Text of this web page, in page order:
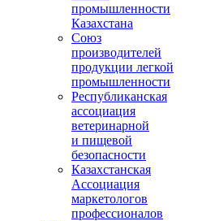
промышленности
Казахстана
Союз
производителей
продукции легкой
промышленности
Республиканская
ассоциация
ветеринарной
и пищевой
безопасности
Казахстанская
Ассоциация
маркетологов
профессионалов